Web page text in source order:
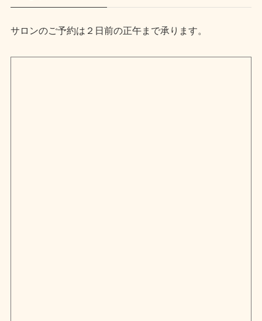
サロンのご予約は２日前の正午まで承ります。